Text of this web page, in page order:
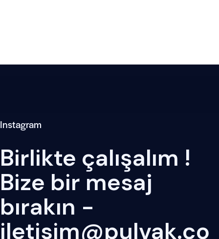
Instagram
Birlikte çalışalım !
Bize bir mesaj
bırakın -
iletisim@pulvak.co